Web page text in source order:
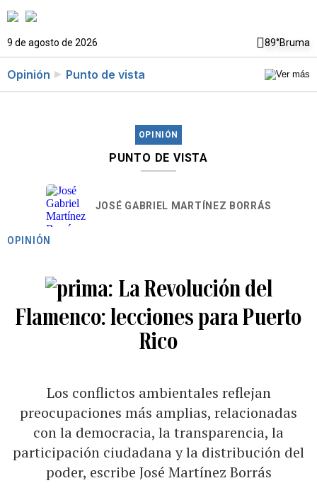
9 de agosto de 2026 89°Bruma
Opinión Punto de vista
OPINIÓN
PUNTO DE VISTA
JOSÉ GABRIEL MARTÍNEZ BORRÁS
OPINIÓN
La Revolución del
Flamenco: lecciones para Puerto
Rico
Los conflictos ambientales reflejan
preocupaciones más amplias, relacionadas
con la democracia, la transparencia, la
participación ciudadana y la distribución del
poder, escribe José Martínez Borrás